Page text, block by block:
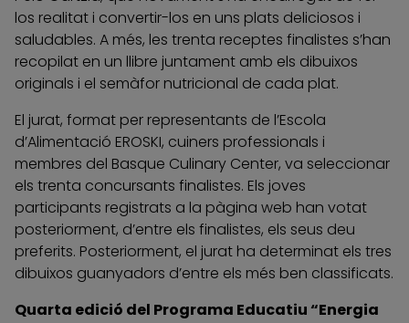
los realitat i convertir-los en uns plats deliciosos i
saludables. A més, les trenta receptes finalistes s’han
recopilat en un llibre juntament amb els dibuixos
originals i el semàfor nutricional de cada plat.
El jurat, format per representants de l’Escola
d’Alimentació EROSKI, cuiners professionals i
membres del Basque Culinary Center, va seleccionar
els trenta concursants finalistes. Els joves
participants registrats a la pàgina web han votat
posteriorment, d’entre els finalistes, els seus deu
preferits. Posteriorment, el jurat ha determinat els tres
dibuixos guanyadors d’entre els més ben classificats.
Quarta edició del Programa Educatiu “Energia